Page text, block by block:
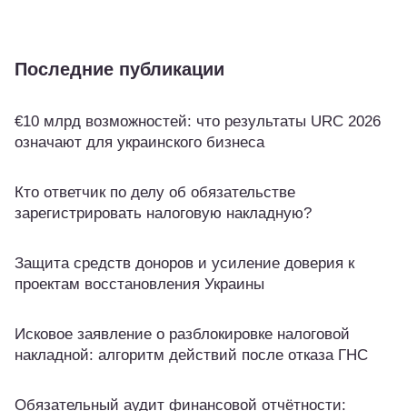
Последние публикации
€10 млрд возможностей: что результаты URC 2026
означают для украинского бизнеса
Кто ответчик по делу об обязательстве
зарегистрировать налоговую накладную?
Защита средств доноров и усиление доверия к
проектам восстановления Украины
Исковое заявление о разблокировке налоговой
накладной: алгоритм действий после отказа ГНС
Обязательный аудит финансовой отчётности: